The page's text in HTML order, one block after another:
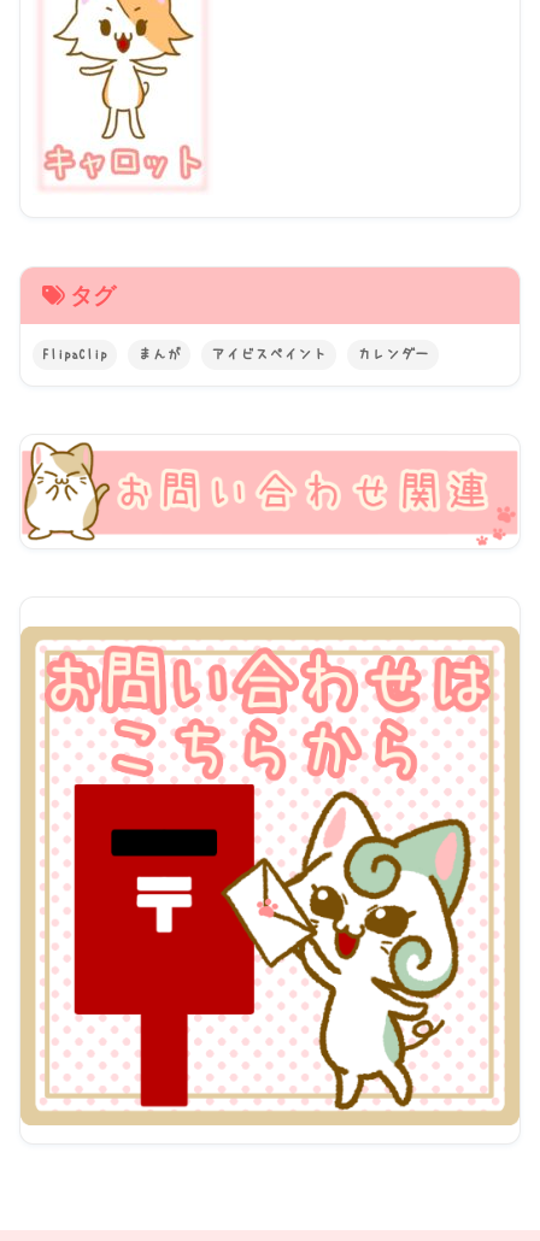
タグ
FlipaClip まんが アイビスペイント カレンダー